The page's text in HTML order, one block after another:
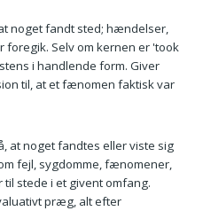
noget fandt sted; hændelser,
foregik. Selv om kernen er 'took
i handlende form. Giver
til, at et fænomen faktisk var
at noget fandtes eller viste sig
fejl, sygdomme, fænomener,
stede i et givent omfang.
præg, alt efter